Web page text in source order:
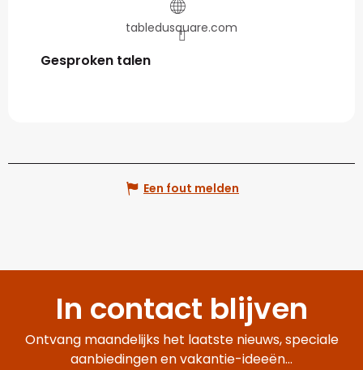
tabledusquare.com
Gesproken talen
Gesproken talen
Een fout melden
In contact blijven
Ontvang maandelijks het laatste nieuws, speciale
aanbiedingen en vakantie-ideeën...